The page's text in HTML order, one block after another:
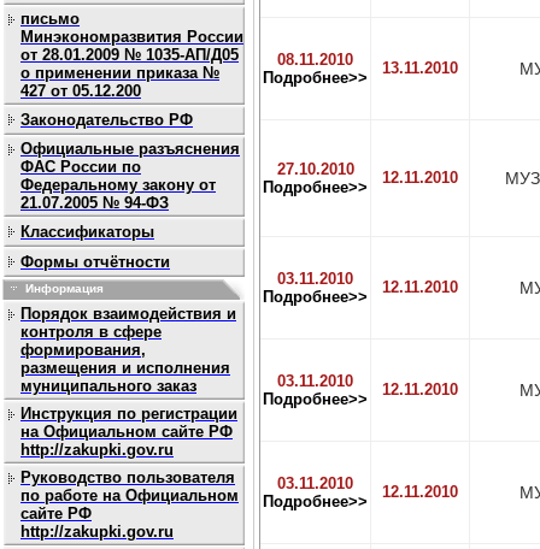
письмо
Минэкономразвития России
от 28.01.2009 № 1035-АП/Д05
о применении приказа №
427 от 05.12.200
Законодательство РФ
Официальные разъяснения
ФАС России по
Федеральному закону от
21.07.2005 № 94-ФЗ
Классификаторы
Формы отчётности
Информация
Порядок взаимодействия и
контроля в сфере
формирования,
размещения и исполнения
муниципального заказ
Инструкция по регистрации
на Официальном сайте РФ
http://zakupki.gov.ru
Руководство пользователя
по работе на Официальном
сайте РФ
http://zakupki.gov.ru
08.11.2010
Подробнее>>
13.11.2010
27.10.2010
Подробнее>>
12.11.2010
03.11.2010
Подробнее>>
12.11.2010
03.11.2010
Подробнее>>
12.11.2010
03.11.2010
Подробнее>>
12.11.2010